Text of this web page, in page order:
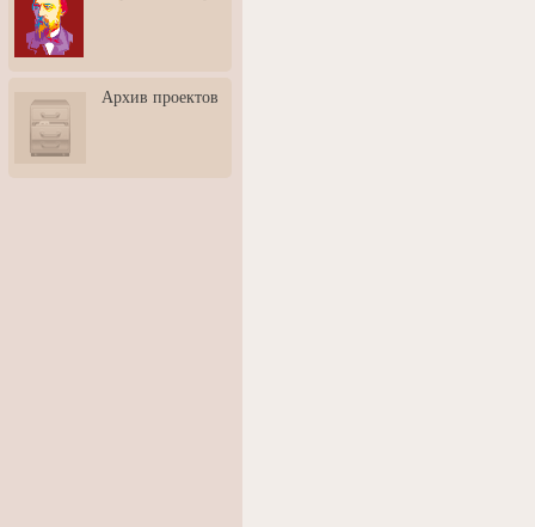
3: Обусловленности
человека и их влияние на
карьеру
скульптором Дмитрием
Тугариновым
АртБульвар в День города
Архив проектов